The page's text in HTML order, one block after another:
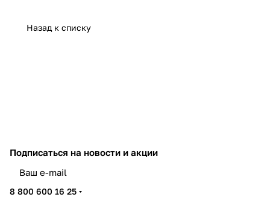
светильника:
• Простой монтаж и установка
Назад к списку
Подписаться на новости и акции
8 800 600 16 25